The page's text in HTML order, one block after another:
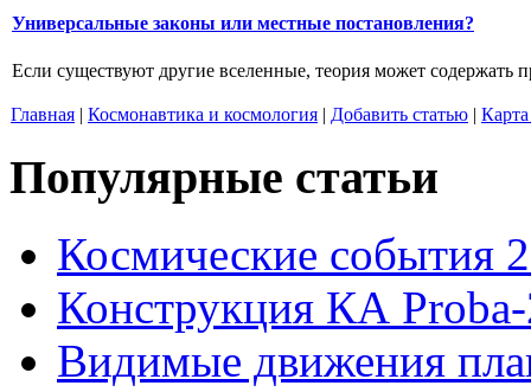
Универсальные законы или местные постановления?
Если существуют другие вселенные, теория может содержать
Главная | Космонавтика и космология | Добавить статью | Карта
Популярные статьи
Космические события
Конструкция КА
Видимые движения